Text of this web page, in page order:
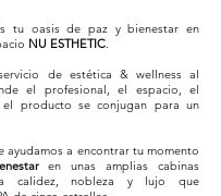
tu oasis de paz y bienestar en
NU ESTHETIC.
de estética & wellness al
el profesional, el espacio, el
producto se conjugan para un
ayudamos a encontrar tu momento
en unas amplias cabinas
calidez, nobleza y lujo que